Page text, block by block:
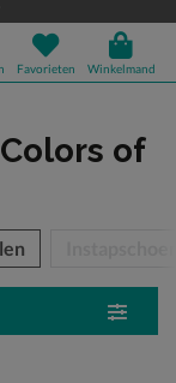
Favorieten Winkelmand
of